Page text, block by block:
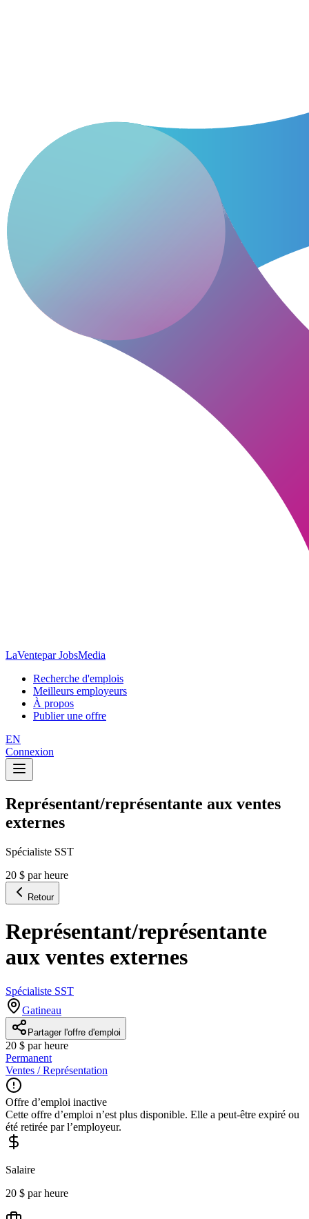
LaVentepar JobsMedia
Recherche d'emplois
Meilleurs employeurs
À propos
Publier une offre
EN
Connexion
Représentant/représentante aux ventes
externes
Spécialiste SST
20 $ par heure
Retour
Représentant/représentante
aux ventes externes
Spécialiste SST
Gatineau
Partager l'offre d'emploi
20 $ par heure
Permanent
Ventes / Représentation
Offre d’emploi inactive
Cette offre d’emploi n’est plus disponible. Elle a peut-être expiré ou
été retirée par l’employeur.
Salaire
20 $ par heure